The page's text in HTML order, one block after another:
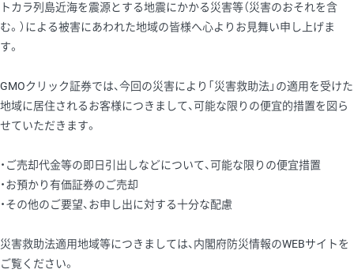
トカラ列島近海を震源とする地震にかかる災害等（災害のおそれを含
む。）による被害にあわれた地域の皆様へ心よりお見舞い申し上げま
す。
GMOクリック証券では、今回の災害により「災害救助法」の適用を受けた
地域に居住されるお客様につきまして、可能な限りの便宜的措置を図ら
せていただきます。
・ご売却代金等の即日引出しなどについて、可能な限りの便宜措置
・お預かり有価証券のご売却
・その他のご要望、お申し出に対する十分な配慮
災害救助法適用地域等につきましては、内閣府防災情報のWEBサイトを
ご覧ください。